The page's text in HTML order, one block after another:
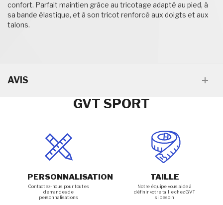
confort. Parfait maintien grâce au tricotage adapté au pied, à
sa bande élastique, et à son tricot renforcé aux doigts et aux
talons.
AVIS
GVT SPORT
PERSONNALISATION
Contactez-nous pour toutes
demandes de
personnalisations
TAILLE
Notre équipe vous aide à
définir votre taille chez GVT
si besoin